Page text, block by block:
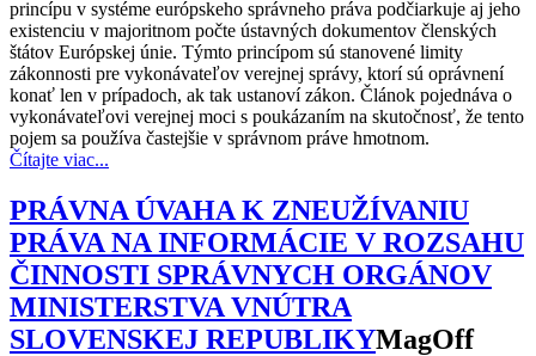
princípu v systéme európskeho správneho práva podčiarkuje aj jeho
existenciu v majoritnom počte ústavných dokumentov členských
štátov Európskej únie. Týmto princípom sú stanovené limity
zákonnosti pre vykonávateľov verejnej správy, ktorí sú oprávnení
konať len v prípadoch, ak tak ustanoví zákon. Článok pojednáva o
vykonávateľovi verejnej moci s poukázaním na skutočnosť, že tento
pojem sa používa častejšie v správnom práve hmotnom.
Čítajte viac...
PRÁVNA ÚVAHA K ZNEUŽÍVANIU
PRÁVA NA INFORMÁCIE V ROZSAHU
ČINNOSTI SPRÁVNYCH ORGÁNOV
MINISTERSTVA VNÚTRA
SLOVENSKEJ REPUBLIKYMagOff